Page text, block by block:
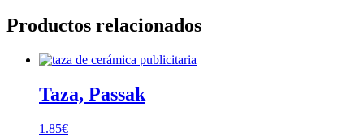
Productos relacionados
Taza, Passak
1.85€